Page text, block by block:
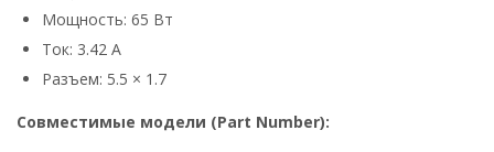
Мощность: 65 Вт
Ток: 3.42 А
Разъем: 5.5 × 1.7
Совместимые модели (Part Number):